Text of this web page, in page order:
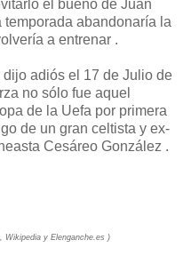
el bueno de Juan
abandonaría la
a entrenar .
adiós el 17 de Julio de
no sólo fue aquel
de la Uefa por primera
de un gran celtista y ex-
Cesáreo González .
Wikipedia y Elenganche.es )